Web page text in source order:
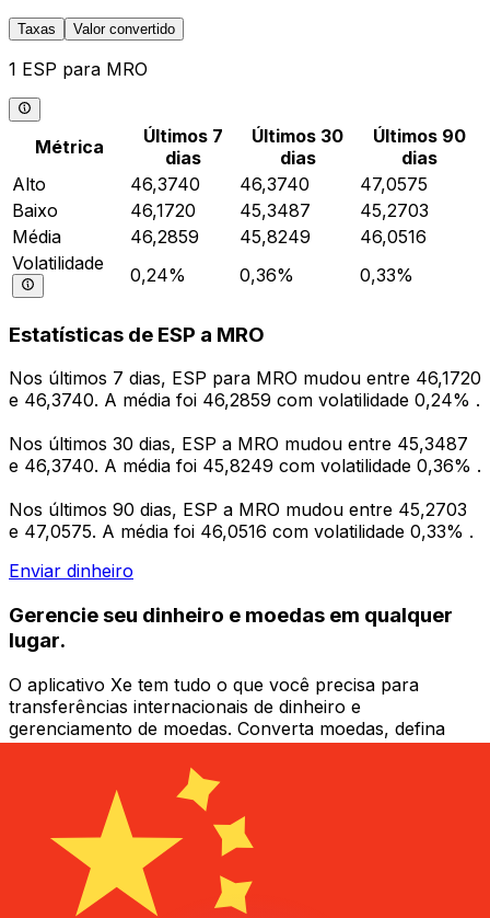
Taxas Valor convertido
1 ESP para MRO
Métrica
Últimos 7
dias
Últimos 30
dias
Últimos 90
dias
Alto
46,3740 46,3740
47,0575
Baixo
46,1720 45,3487
45,2703
Média
46,2859 45,8249
46,0516
Volatilidade
0,24% 0,36% 0,33%
Estatísticas de ESP a MRO
Nos últimos 7 dias, ESP para MRO mudou entre 46,1720
e 46,3740. A média foi 46,2859 com volatilidade 0,24% .
Nos últimos 30 dias, ESP a MRO mudou entre 45,3487
e 46,3740. A média foi 45,8249 com volatilidade 0,36% .
Nos últimos 90 dias, ESP a MRO mudou entre 45,2703
e 47,0575. A média foi 46,0516 com volatilidade 0,33% .
Enviar dinheiro
Gerencie seu dinheiro e moedas em qualquer
lugar.
O aplicativo Xe tem tudo o que você precisa para
transferências internacionais de dinheiro e
gerenciamento de moedas. Converta moedas, defina
alertas de taxas de câmbio e transfira dinheiro para o
exterior sem taxas ocultas. Baixe hoje mesmo!